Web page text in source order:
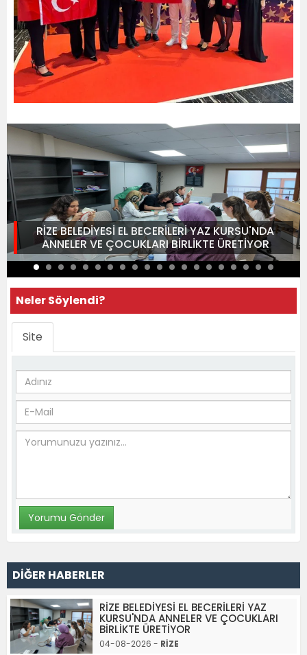
RİZE BELEDİYESİ EL BECERİLERİ YAZ KURSU'NDA
ANNELER VE ÇOCUKLARI BİRLİKTE ÜRETİYOR
Neler Söylendi?
Site
DİĞER HABERLER
RİZE BELEDİYESİ EL BECERİLERİ YAZ
KURSU'NDA ANNELER VE ÇOCUKLARI
BİRLİKTE ÜRETİYOR
04-08-2026 - RİZE